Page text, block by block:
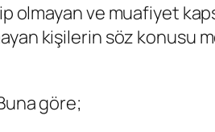
ve muafiyet
kişilerin söz konusu
göre;